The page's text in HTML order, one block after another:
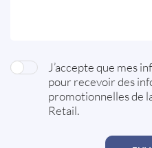
J’accepte que mes
pour recevoir des
promotionnelles de
Retail.